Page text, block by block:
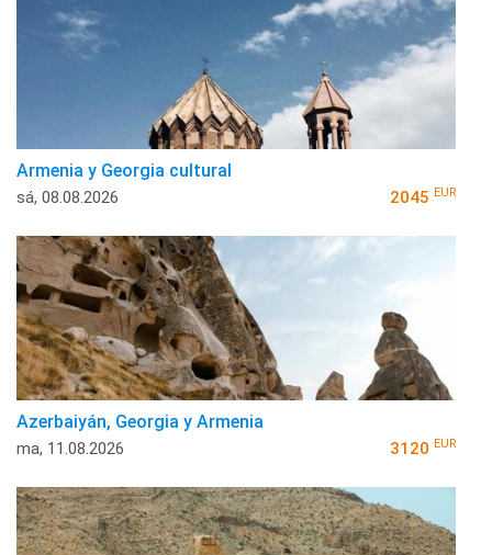
Armenia y Georgia cultural
sá, 08.08.2026 2045 EUR
Azerbaiyán, Georgia y Armenia
ma, 11.08.2026 3120 EUR